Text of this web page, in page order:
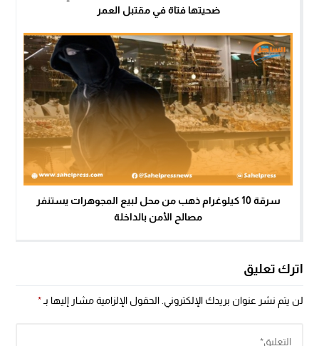
ضحيتها فتاة في مقتبل العمر
سرقة 10 كيلوغرام ذهب من محل لبيع المجوهرات يستنفر
مصالح الأمن بالداخلة
اترك تعليق
لن يتم نشر عنوان بريدك الإلكتروني. الحقول الإلزامية مشار إليها بـ*